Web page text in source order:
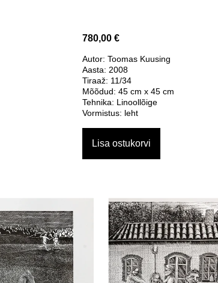
780,00 €
Autor: Toomas Kuusing
Aasta: 2008
Tiraaž: 11/34
Mõõdud: 45 cm x 45 cm
Tehnika: Linoollõige
Vormistus: leht
Lisa ostukorvi